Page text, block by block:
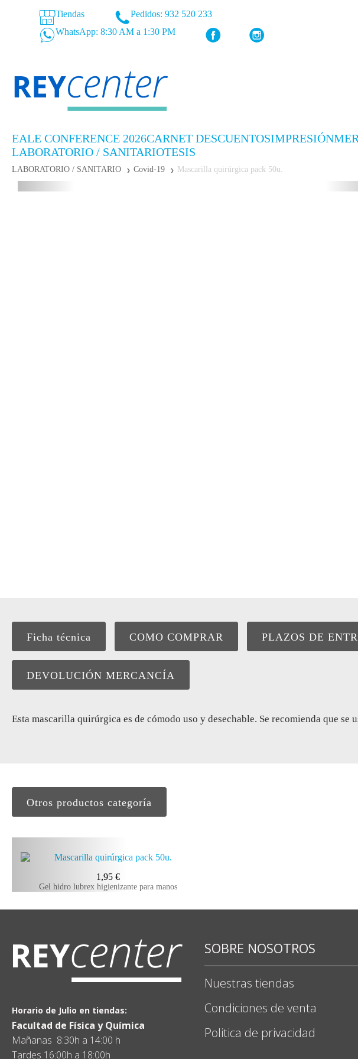
Tiendas
Pedidos: 932 520 233
WhatsApp: 8:30 AM a 1:30 PM
EALE CONFERENCE 2026CARNET DESCUENTOSIMPRESIÓN
LABORATORIO / SANITARIOTESIS
LABORATORIO / SANITARIO Covid-19 Mascarilla quirúrgica pack 50u.
Ficha técnica COMO COMPRAR PLAZOS DE
DEVOLUCIÓN MERCANCÍA
Esta mascarilla quirúrgica es de cómodo uso y desechable. Se recomienda que
Otros productos categoría
1,95 €
Gel hidro lubrex higienizante para manos
Horario de Julio en tiendas:
Facultad de Física y Química
Mañanas 8:30h a 14:00 h
Tardes 16:00h a 18:00h
SOBRE NOSOTROS
Nuestras tiendas
Condiciones de venta
Politica de privacidad